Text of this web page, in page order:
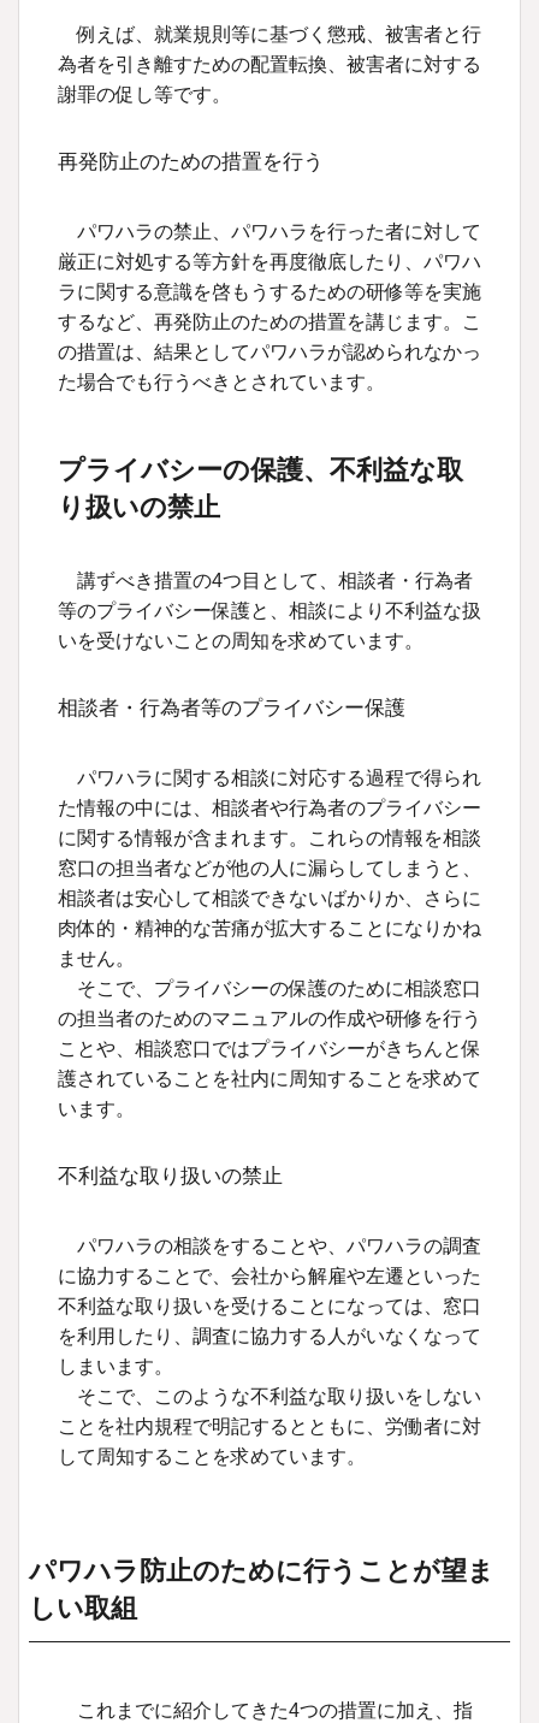
例えば、就業規則等に基づく懲戒、被害者と行
為者を引き離すための配置転換、被害者に対する
謝罪の促し等です。
再発防止のための措置を行う
パワハラの禁止、パワハラを行った者に対して
厳正に対処する等方針を再度徹底したり、パワハ
ラに関する意識を啓もうするための研修等を実施
するなど、再発防止のための措置を講じます。こ
の措置は、結果としてパワハラが認められなかっ
た場合でも行うべきとされています。
プライバシーの保護、不利益な取
り扱いの禁止
講ずべき措置の4つ目として、相談者・行為者
等のプライバシー保護と、相談により不利益な扱
いを受けないことの周知を求めています。
相談者・行為者等のプライバシー保護
パワハラに関する相談に対応する過程で得られ
た情報の中には、相談者や行為者のプライバシー
に関する情報が含まれます。これらの情報を相談
窓口の担当者などが他の人に漏らしてしまうと、
相談者は安心して相談できないばかりか、さらに
肉体的・精神的な苦痛が拡大することになりかね
ません。
そこで、プライバシーの保護のために相談窓口
の担当者のためのマニュアルの作成や研修を行う
ことや、相談窓口ではプライバシーがきちんと保
護されていることを社内に周知することを求めて
います。
不利益な取り扱いの禁止
パワハラの相談をすることや、パワハラの調査
に協力することで、会社から解雇や左遷といった
不利益な取り扱いを受けることになっては、窓口
を利用したり、調査に協力する人がいなくなって
しまいます。
そこで、このような不利益な取り扱いをしない
ことを社内規程で明記するとともに、労働者に対
して周知することを求めています。
パワハラ防止のために行うことが望ま
しい取組
これまでに紹介してきた4つの措置に加え、指